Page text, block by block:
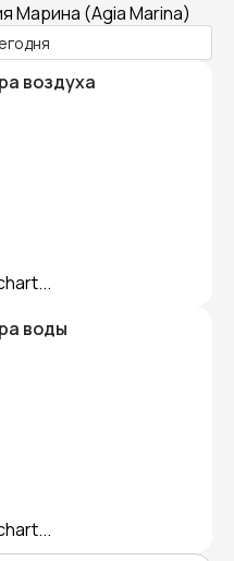
Марина (Agia Marina)
воздуха
воды